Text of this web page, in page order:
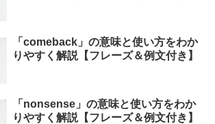
「comeback」の意味と使い方をわか
りやすく解説【フレーズ＆例文付き】
「nonsense」の意味と使い方をわか
りやすく解説【フレーズ＆例文付き】